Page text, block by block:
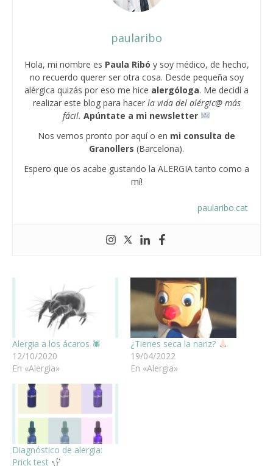
paularibo
Hola, mi nombre es Paula Ribó y soy médico, de hecho,
no recuerdo querer ser otra cosa. Desde pequeña soy
alérgica quizás por eso me hice alergóloga. Me decidí a
realizar este blog para hacerla vida del alérgic@ más
fácil.Apúntate a mi newsletter
Nos vemos pronto por aquí o en mi consulta de
Granollers (Barcelona).
Espero que os acabe gustando la ALERGIA tanto como a
mí!
paularibo.cat
Alergia a los ácaros 🕷
12/10/2020
En «Alergia»
¿Tienes seca la nariz?
19/04/2022
En «Alergia»
Diagnóstico de alergia:
Prick test